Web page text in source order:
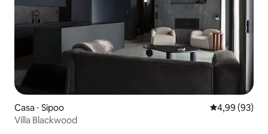
Casa ⋅ Sipoo 4,99 de uma
4,99 (93)
Villa Blackwood